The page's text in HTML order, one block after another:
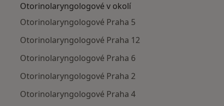
Otorinolaryngologové v okolí
Otorinolaryngologové Praha 5
Otorinolaryngologové Praha 12
Otorinolaryngologové Praha 6
Otorinolaryngologové Praha 2
Otorinolaryngologové Praha 4